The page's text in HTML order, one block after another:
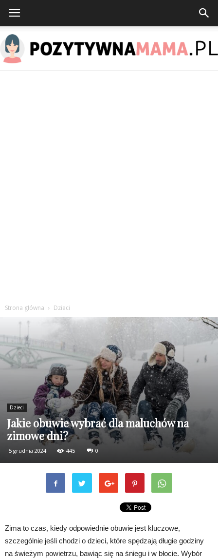
Strona główna Dzieci
Dzieci
Jakie obuwie wybrać dla maluchów na
zimowe dni?
5 grudnia 2024 445 0
Zima to czas, kiedy odpowiednie obuwie jest kluczowe,
szczególnie jeśli chodzi o dzieci, które spędzają długie godziny
na świeżym powietrzu, bawiąc się na śniegu i w błocie. Wybór